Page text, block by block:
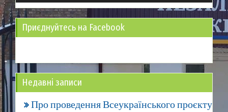
Приєднуйтесь на Facebook
Недавні записи
Про проведення Всеукраїнського проєкту